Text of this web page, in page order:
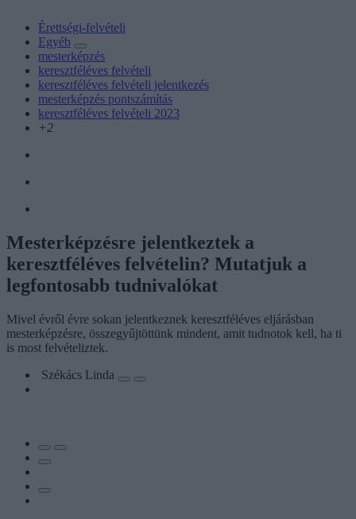
Érettségi-felvételi
Egyéb
mesterképzés
keresztféléves felvételi
keresztféléves felvételi jelentkezés
mesterképzés pontszámítás
keresztféléves felvételi 2023
+2
Mesterképzésre jelentkeztek a
keresztféléves felvételin? Mutatjuk a
legfontosabb tudnivalókat
Mivel évről évre sokan jelentkeznek keresztféléves eljárásban
mesterképzésre, összegyűjtöttünk mindent, amit tudnotok kell, ha ti
is most felvételiztek.
Székács Linda